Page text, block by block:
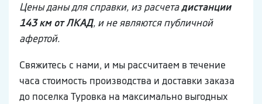
Цены даны для справки, из расчетадистанции
143 км от ЛКАД, и не являются публичной
афертой.
Свяжитесь с нами, и мы рассчитаем в течение
часа стоимость производства и доставки заказа
до поселка Туровка на максимально выгодных